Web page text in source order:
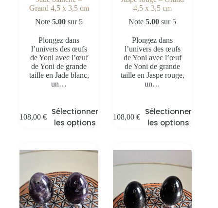
Grand 4,5 x 3,5 cm
Note5.00 sur 5
Plongez dans
l’univers des œufs
de Yoni avec l’œuf
de Yoni de grande
taille en Jade blanc,
un…
108,00€
Sélectionner
les options
4,5 x 3,5 cm
Note5.00 sur 5
Plongez dans
l’univers des œufs
de Yoni avec l’œuf
de Yoni de grande
taille en Jaspe rouge,
un…
108,00€
Sélectionner
les options